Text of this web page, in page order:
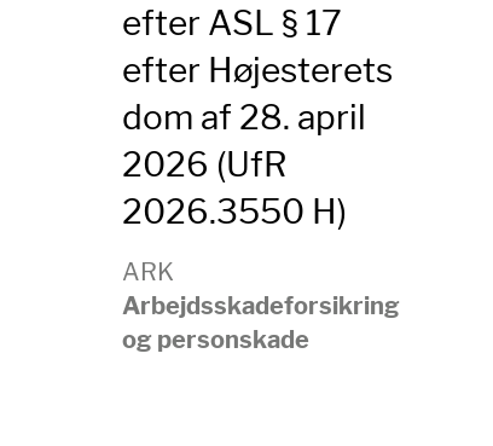
efter ASL § 17
efter Højesterets
dom af 28. april
2026 (UfR
2026.3550 H)
ARK
Arbejdsskadeforsikring
og personskade